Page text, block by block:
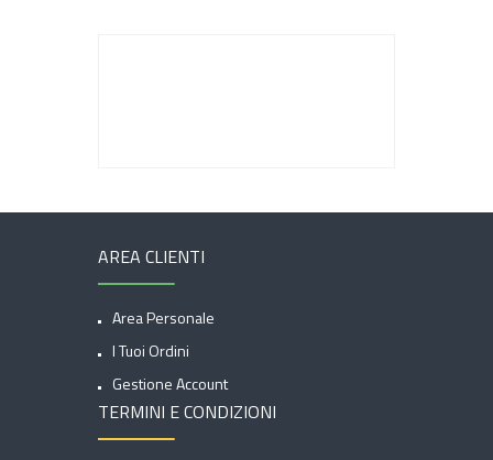
AREA CLIENTI
Area Personale
I Tuoi Ordini
Gestione Account
TERMINI E CONDIZIONI